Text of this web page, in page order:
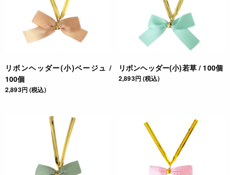
リボンヘッダー(小)ベージュ /
100個
2,893円 (税込)
リボンヘッダー(小)若草 / 100個
2,893円 (税込)